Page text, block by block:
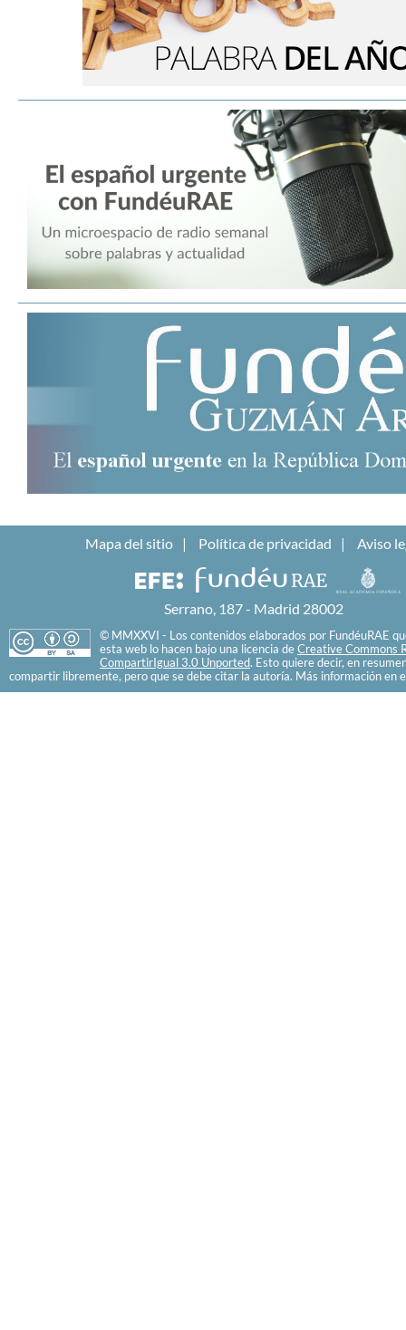
Mapa del sitio Política de privacidad Aviso
Serrano, 187 - Madrid 28002
© MMXXVI - Los contenidos elaborados por FundéuRAE
esta web lo hacen bajo una licencia de Creative Commons
CompartirIgual 3.0 Unported. Esto quiere decir, en
compartir libremente, pero que se debe citar la autoría. Más información en